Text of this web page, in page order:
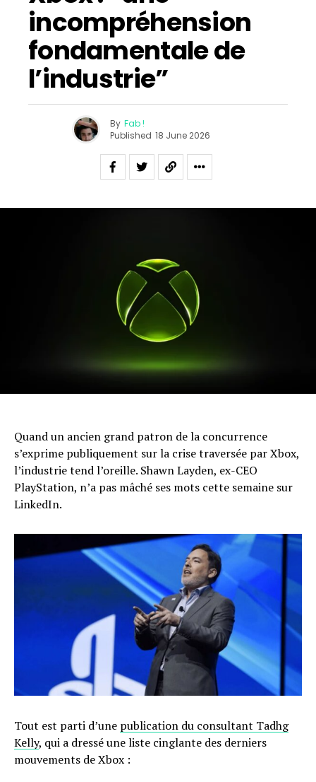
incompréhension
fondamentale de
l’industrie”
By Fab !
Published 18 June 2026
Quand un ancien grand patron de la concurrence
s’exprime publiquement sur la crise traversée par Xbox,
l’industrie tend l’oreille. Shawn Layden, ex-CEO
PlayStation, n’a pas mâché ses mots cette semaine sur
LinkedIn.
Tout est parti d’une publication du consultant Tadhg
Kelly, qui a dressé une liste cinglante des derniers
mouvements de Xbox :